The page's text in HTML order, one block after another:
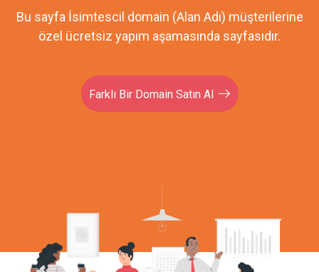
Bu sayfa İsimtescil domain (Alan Adı) müşterilerine
özel ücretsiz yapım aşamasında sayfasıdır.
Farklı Bir Domain Satın Al